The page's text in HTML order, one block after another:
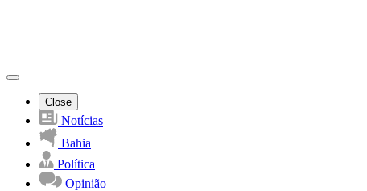
Close
Notícias
Bahia
Política
Opinião